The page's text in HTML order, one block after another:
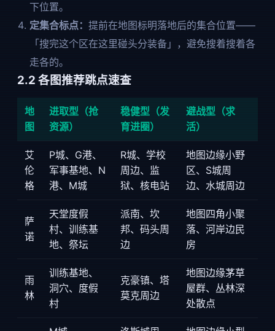
下位置。
定集合标点： 提前在地图标明落地后的集合位置——
「搜完这个区在这里碰头分装备」，避免搜着搜着各
走各的。
2.2 各图推荐跳点速查
地
图
进取型（抢
资源）
稳健型（发
育进圈）
避战型（求
活）
艾
伦
格
P城、G港、
军事基地、N
港、M城
R城、学校
周边、监
狱、核电站
地图边缘小野
区、S城周
边、水城周边
萨
诺
天堂度假
村、训练基
地、祭坛
派南、坎
邦、码头周
边
地图四角小聚
落、河岸边民
房
雨
林
训练基地、
洞穴、度假
村
克豪镇、塔
莫克周边
地图边缘茅草
屋群、丛林深
处散点